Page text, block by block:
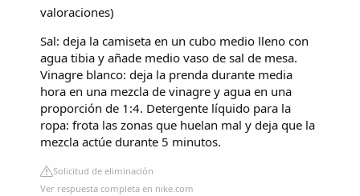
valoraciones)
Sal: deja la camiseta en un cubo medio lleno con
agua tibia y añade medio vaso de sal de mesa.
Vinagre blanco: deja la prenda durante media
hora en una mezcla de vinagre y agua en una
proporción de 1:4. Detergente líquido para la
ropa: frota las zonas que huelan mal y deja que la
mezcla actúe durante 5 minutos.
Solicitud de eliminación
Ver respuesta completa en nike.com